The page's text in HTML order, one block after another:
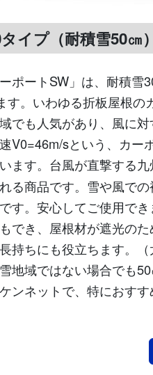
イプ（耐積雪50㎝
ポートSW」は、耐積雪
す。いわゆる折板屋根の
でも人気があり、風に
V0=46m/sという、カー
ます。台風が直撃する
る商品です。雪や風で
す。安心してご使用でき
でき、屋根材が遮光の
持ちにも役立ちます。
地域ではない場合でも
ンネットで、特におすす